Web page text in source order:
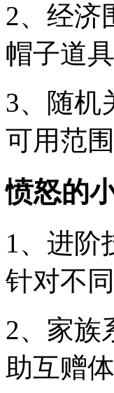
2、经济
帽子道
3、随机
可用范
愤怒的
1、进阶
针对不
2、家族
助互赠